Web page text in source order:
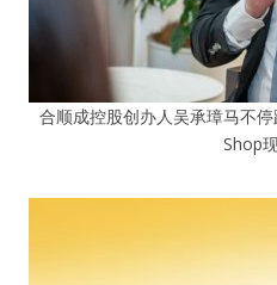
合顺成控股创办人吴承璋马不
Shop